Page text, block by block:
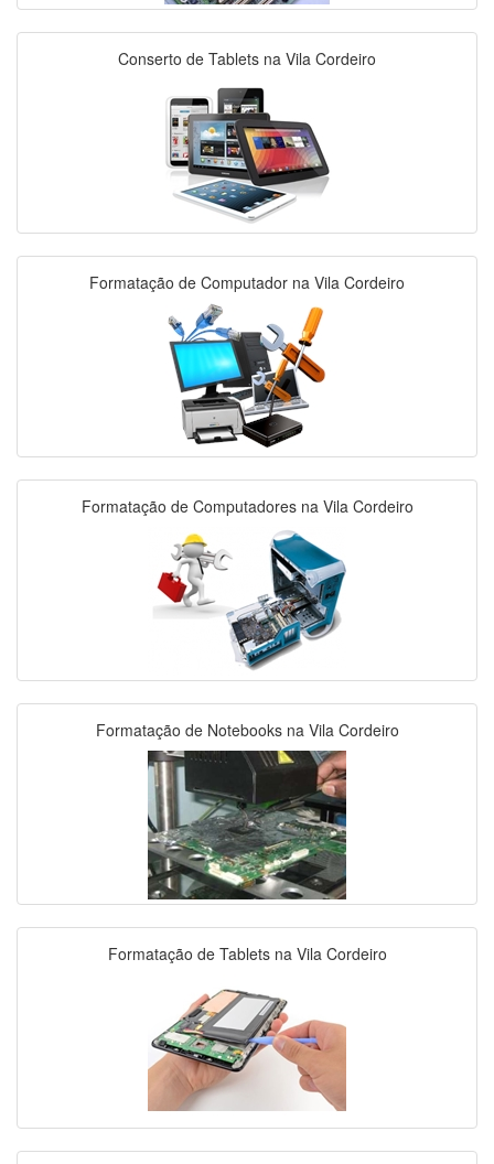
Conserto de Tablets na Vila Cordeiro
Formatação de Computador na Vila Cordeiro
Formatação de Computadores na Vila Cordeiro
Formatação de Notebooks na Vila Cordeiro
Formatação de Tablets na Vila Cordeiro